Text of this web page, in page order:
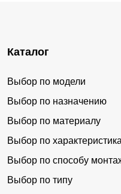
Каталог
Выбор по модели
Выбор по назначению
Выбор по материалу
Выбор по
Выбор по способу
Выбор по типу